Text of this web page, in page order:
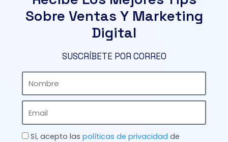
Sobre Ventas Y Marketing
Digital
SUSCRÍBETE POR CORREO
Check
Sí, acepto las políticas de privacidad de